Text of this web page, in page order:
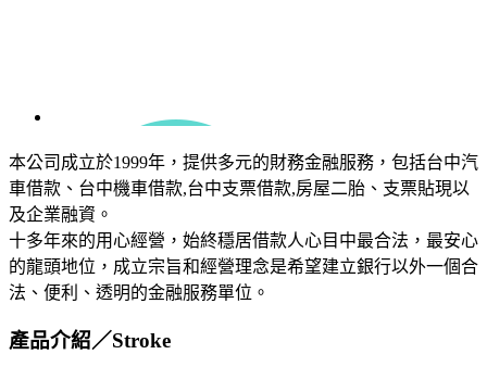
本公司成立於1999年，提供多元的財務金融服務，包括台中汽
車借款、台中機車借款,台中支票借款,房屋二胎、支票貼現以
及企業融資。
十多年來的用心經營，始終穩居借款人心目中最合法，最安心
的龍頭地位，成立宗旨和經營理念是希望建立銀行以外一個合
法、便利、透明的金融服務單位。
產品介紹／Stroke